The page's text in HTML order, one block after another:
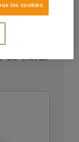
de travail
les cookies